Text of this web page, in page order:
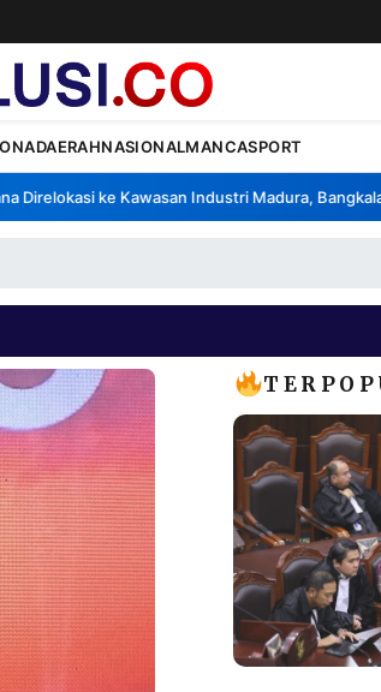
DAERAHNASIONALMANCASPORT
ke Kawasan Industri Madura, Bangkalan•